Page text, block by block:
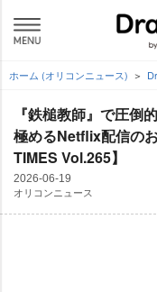
ホーム (オリコンニュース)
『鉄槌教師』で圧倒
極めるNetflix配信の
TIMES Vol.265】
2026-06-19
オリコンニュース